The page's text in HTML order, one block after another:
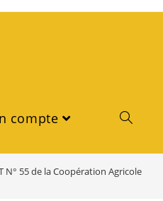
compte
N° 55 de la Coopération Agricole